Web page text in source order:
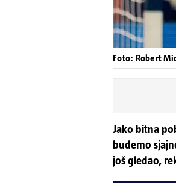
Foto: Robert
Jako bitna
budemo
još gledao,